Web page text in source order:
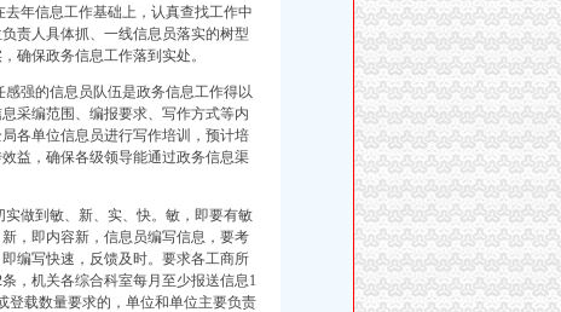
年信息工作基础上，认真查找工作中
责人具体抓、一线信息员落实的树型
确保政务信息工作落到实处。
强的信息员队伍是政务信息工作得以
采编范围、编报要求、写作方式等内
各单位信息员进行写作培训，预计培
益，确保各级领导能通过政务信息渠
做到敏、新、实、快。敏，即要有敏
，即内容新，信息员编写信息，要考
编写快速，反馈及时。要求各工商所
，机关各综合科室每月至少报送信息1
登载数量要求的，单位和单位主要负责